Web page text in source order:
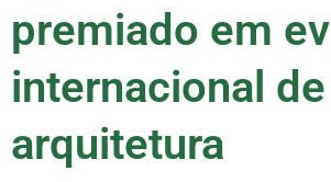
premiado em
internacional de
arquitetura